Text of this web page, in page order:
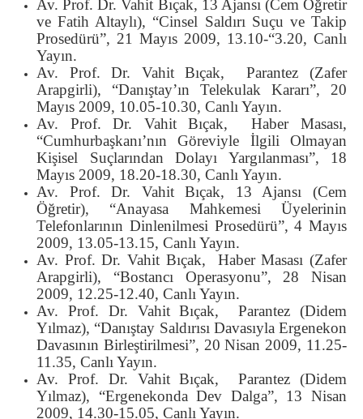
Av. Prof. Dr. Vahit Bıçak, 13 Ajansı (Cem Öğretir
ve Fatih Altaylı), “Cinsel Saldırı Suçu ve Takip
Prosedürü”, 21 Mayıs 2009, 13.10-“3.20, Canlı
Yayın.
Av. Prof. Dr. Vahit Bıçak, Parantez (Zafer
Arapgirli), “Danıştay’ın Telekulak Kararı”, 20
Mayıs 2009, 10.05-10.30, Canlı Yayın.
Av. Prof. Dr. Vahit Bıçak, Haber Masası,
“Cumhurbaşkanı’nın Göreviyle İlgili Olmayan
Kişisel Suçlarından Dolayı Yargılanması”, 18
Mayıs 2009, 18.20-18.30, Canlı Yayın.
Av. Prof. Dr. Vahit Bıçak, 13 Ajansı (Cem
Öğretir), “Anayasa Mahkemesi Üyelerinin
Telefonlarının Dinlenilmesi Prosedürü”, 4 Mayıs
2009, 13.05-13.15, Canlı Yayın.
Av. Prof. Dr. Vahit Bıçak, Haber Masası (Zafer
Arapgirli), “Bostancı Operasyonu”, 28 Nisan
2009, 12.25-12.40, Canlı Yayın.
Av. Prof. Dr. Vahit Bıçak, Parantez (Didem
Yılmaz), “Danıştay Saldırısı Davasıyla Ergenekon
Davasının Birleştirilmesi”, 20 Nisan 2009, 11.25-
11.35, Canlı Yayın.
Av. Prof. Dr. Vahit Bıçak, Parantez (Didem
Yılmaz), “Ergenekonda Dev Dalga”, 13 Nisan
2009, 14.30-15.05, Canlı Yayın.